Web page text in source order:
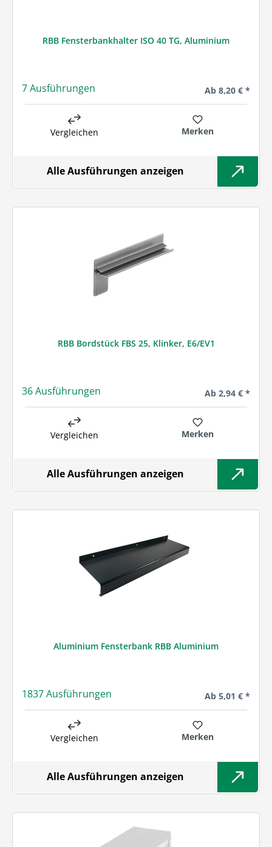
RBB Fensterbankhalter ISO 40 TG, Aluminium
7 Ausführungen Regulärer Preis:
Ab 8,20 € *
Vergleichen Merken
Alle Ausführungen anzeigen
RBB Bordstück FBS 25, Klinker, E6/EV1
36 Ausführungen Regulärer Preis:
Ab 2,94 € *
Vergleichen Merken
Alle Ausführungen anzeigen
Aluminium Fensterbank RBB Aluminium
1837 Ausführungen Regulärer Preis:
Ab 5,01 € *
Vergleichen Merken
Alle Ausführungen anzeigen